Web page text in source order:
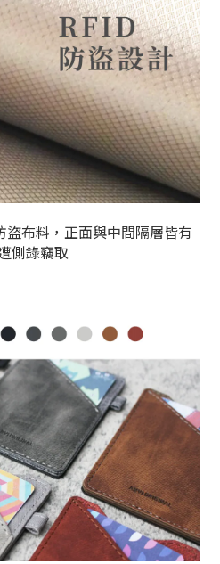
盜布料，正面與中間隔層皆有
側錄竊取